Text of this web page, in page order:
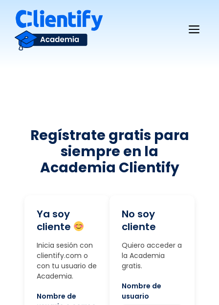
contenido
Regístrate gratis para
siempre en la
Academia Clientify
Ya soy
cliente
Inicia sesión con
clientify.com o
con tu usuario de
Academia.
Nombre de
No soy
cliente
Quiero acceder a
la Academia
gratis.
Nombre de
usuario